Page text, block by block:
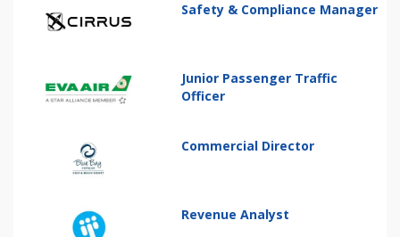
Safety & Compliance Manager
Junior Passenger Traffic
Officer
Commercial Director
Revenue Analyst